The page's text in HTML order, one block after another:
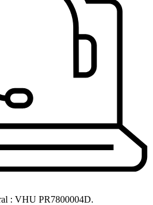
: VHU PR7800004D.